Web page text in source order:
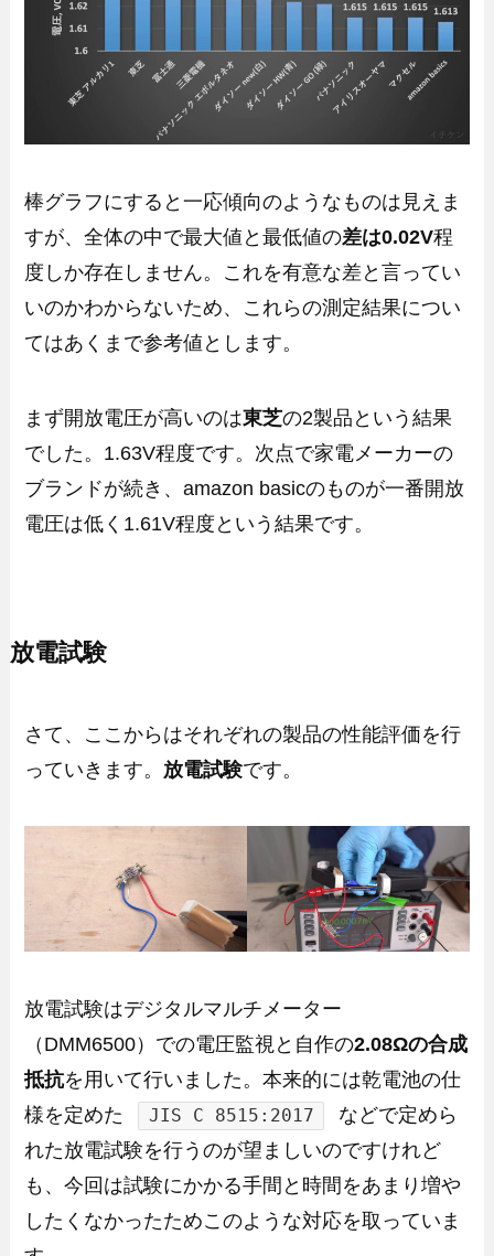
棒グラフにすると一応傾向のようなものは見えま
すが、全体の中で最大値と最低値の差は0.02V程
度しか存在しません。これを有意な差と言ってい
いのかわからないため、これらの測定結果につい
てはあくまで参考値とします。
まず開放電圧が高いのは東芝の2製品という結果
でした。1.63V程度です。次点で家電メーカーの
ブランドが続き、amazon basicのものが一番開放
電圧は低く1.61V程度という結果です。
放電試験
さて、ここからはそれぞれの製品の性能評価を行
っていきます。 放電試験です。
放電試験はデジタルマルチメーター
（DMM6500）での電圧監視と自作の2.08Ωの合成
抵抗を用いて行いました。本来的には乾電池の仕
様を定めた
JIS C 8515:2017
などで定めら
れた放電試験を行うのが望ましいのですけれど
も、今回は試験にかかる手間と時間をあまり増や
したくなかったためこのような対応を取っていま